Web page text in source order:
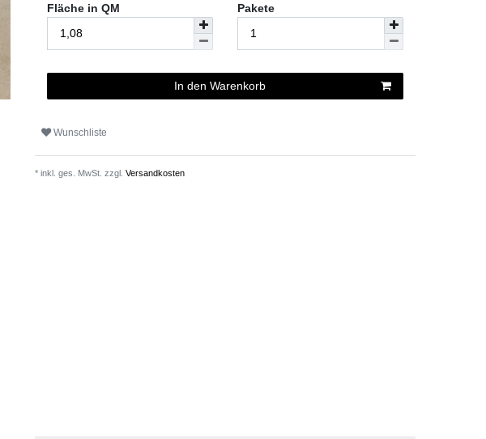
Fläche in QM Pakete
In den Warenkorb
Wunschliste
* inkl. ges. MwSt. zzgl. Versandkosten